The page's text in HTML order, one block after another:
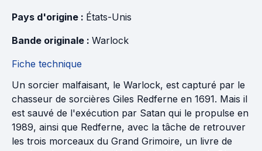
Pays d'origine : États-Unis
Bande originale : Warlock
Fiche technique
Un sorcier malfaisant, le Warlock, est capturé par le
chasseur de sorcières Giles Redferne en 1691. Mais il
est sauvé de l'exécution par Satan qui le propulse en
1989, ainsi que Redferne, avec la tâche de retrouver
les trois morceaux du Grand Grimoire, un livre de